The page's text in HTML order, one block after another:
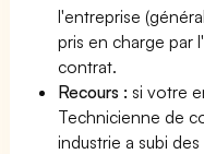
l'entreprise
pris en charge par
contrat.
Recours : si votre
Technicienne de
industrie a subi